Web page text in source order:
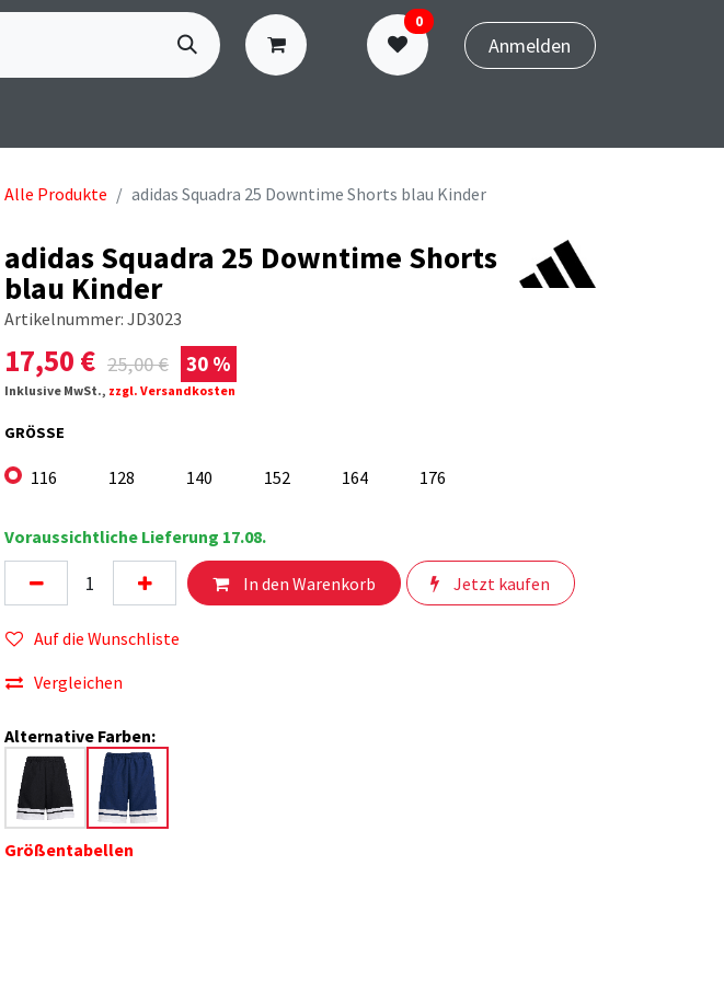
0
Anmelden
Alle Produkte adidas Squadra 25 Downtime Shorts blau Kinder
adidas Squadra 25 Downtime Shorts
blau Kinder
Artikelnummer: JD3023
17,50 € 25,00€ 30 %
Inklusive MwSt., zzgl. Versandkosten
GRÖSSE
116 128 140 152 164 176
Voraussichtliche Lieferung 17.08.
In den Warenkorb Jetzt kaufen
Auf die Wunschliste
Vergleichen
Alternative Farben:
Größentabellen